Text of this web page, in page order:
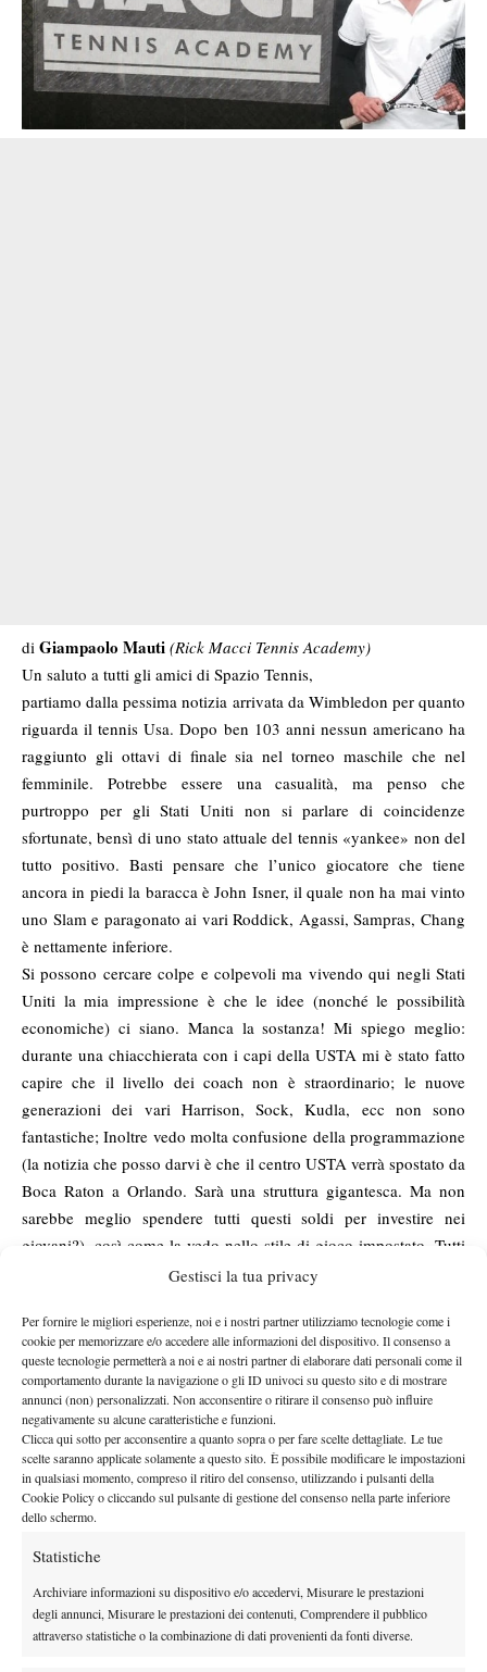
Gestisci la tua privacy
Per fornire le migliori esperienze, noi e i nostri partner utilizziamo tecnologie come i
cookie per memorizzare e/o accedere alle informazioni del dispositivo. Il consenso a
queste tecnologie permetterà a noi e ai nostri partner di elaborare dati personali come il
comportamento durante la navigazione o gli ID univoci su questo sito e di mostrare
annunci (non) personalizzati. Non acconsentire o ritirare il consenso può influire
negativamente su alcune caratteristiche e funzioni.
Clicca qui sotto per acconsentire a quanto sopra o per fare scelte dettagliate. Le tue
scelte saranno applicate solamente a questo sito. È possibile modificare le impostazioni
in qualsiasi momento, compreso il ritiro del consenso, utilizzando i pulsanti della
Cookie Policy o cliccando sul pulsante di gestione del consenso nella parte inferiore
dello schermo.
Statistiche
Archiviare informazioni su dispositivo e/o accedervi, Misurare le prestazioni
degli annunci, Misurare le prestazioni dei contenuti, Comprendere il pubblico
attraverso statistiche o la combinazione di dati provenienti da fonti diverse.
di Giampaolo Mauti (Rick Macci Tennis Academy)
Un saluto a tutti gli amici di Spazio Tennis,
partiamo dalla pessima notizia arrivata da Wimbledon per quanto
riguarda il tennis Usa. Dopo ben 103 anni nessun americano ha
raggiunto gli ottavi di finale sia nel torneo maschile che nel
femminile. Potrebbe essere una casualità, ma penso che
purtroppo per gli Stati Uniti non si parlare di coincidenze
sfortunate, bensì di uno stato attuale del tennis «yankee» non del
tutto positivo. Basti pensare che l’unico giocatore che tiene
ancora in piedi la baracca è John Isner, il quale non ha mai vinto
uno Slam e paragonato ai vari Roddick, Agassi, Sampras, Chang
è nettamente inferiore.
Si possono cercare colpe e colpevoli ma vivendo qui negli Stati
Uniti la mia impressione è che le idee (nonché le possibilità
economiche) ci siano. Manca la sostanza! Mi spiego meglio:
durante una chiacchierata con i capi della USTA mi è stato fatto
capire che il livello dei coach non è straordinario; le nuove
generazioni dei vari Harrison, Sock, Kudla, ecc non sono
fantastiche; Inoltre vedo molta confusione della programmazione
(la notizia che posso darvi è che il centro USTA verrà spostato da
Boca Raton a Orlando. Sarà una struttura gigantesca. Ma non
sarebbe meglio spendere tutti questi soldi per investire nei
giovani?), così come la vedo nello stile di gioco impostato. Tutti
fanno parecchie cose buone, ma nulla di eccezionale.
rassicuranti: la Keys ha le carte in regola per diventare top ten e
Lauren Davis promette bene. Si fanno poi largo le più giovani
con Tornado Alicia Black in prima fila. Abbiamo avuto tanti
ragazzi che si sono allenati con la USTA i quali, infelici della
situazione di allenamento, preferivano venire a giocare da noi
alla «Rick Macci» o in altre accademie private. Io continuo
comunque a credere che la USTA troverà la strada e torneràa
sfornare campioni come in passato.
semifinale nel maschile, con la vittoria finale di Noah Rubin…
So già che volete sapere qualcosa su Serena Williams. Purtroppo